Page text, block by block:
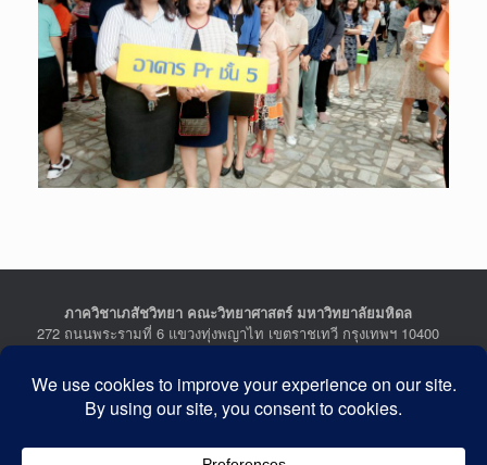
ภาควิชาเภสัชวิทยา คณะวิทยาศาสตร์ มหาวิทยาลัยมหิดล
272 ถนนพระรามที่ 6 แขวงทุ่งพญาไท เขตราชเทวี กรุงเทพฯ 10400
Department of Pharmacology, Faculty of Science, Mahidol
University
272 Rama VI Road, Ratchathewi District, Bangkok 10400
Tel : +662-201-5641-2, Fax : +662-354-7157